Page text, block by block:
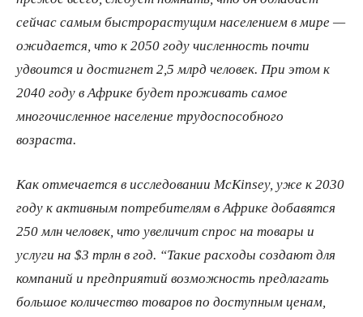
сейчас самым быстрорастущим населением в мире —
ожидается, что к 2050 году численность почти
удвоится и достигнет 2,5 млрд человек. При этом к
2040 году в Африке будет проживать самое
многочисленное население трудоспособного
возраста.
Как отмечается в исследовании McKinsey, уже к 2030
году к активным потребителям в Африке добавятся
250 млн человек, что увеличит спрос на товары и
услуги на $3 трлн в год. “Такие расходы создают для
компаний и предприятий возможность предлагать
большое количество товаров по доступным ценам,